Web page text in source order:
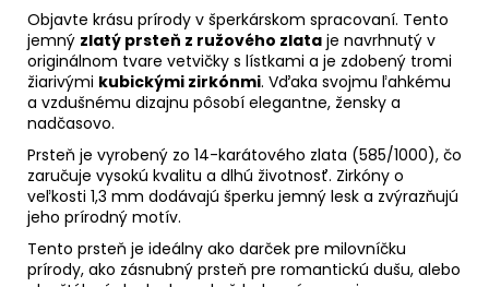
Objavte krásu prírody v šperkárskom spracovaní. Tento
jemný zlatý prsteň z ružového zlata je navrhnutý v
originálnom tvare vetvičky s lístkami a je zdobený tromi
žiarivými kubickými zirkónmi. Vďaka svojmu ľahkému
a vzdušnému dizajnu pôsobí elegantne, žensky a
nadčasovo.
Prsteň je vyrobený zo 14-karátového zlata (585/1000), čo
zaručuje vysokú kvalitu a dlhú životnosť. Zirkóny o
veľkosti 1,3 mm dodávajú šperku jemný lesk a zvýrazňujú
jeho prírodný motív.
Tento prsteň je ideálny ako darček pre milovníčku
prírody, ako zásnubný prsteň pre romantickú dušu, alebo